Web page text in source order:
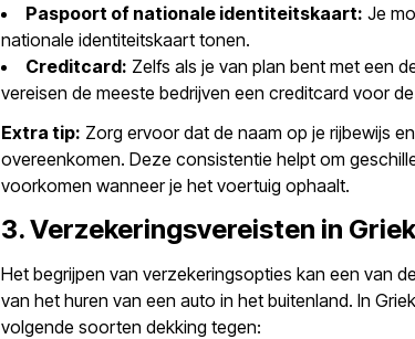
Paspoort of nationale identiteitskaart: Je
nationale identiteitskaart tonen.
Creditcard: Zelfs als je van plan bent met een
vereisen de meeste bedrijven een creditcard voor
Extra tip: Zorg ervoor dat de naam op je rijbewijs
overeenkomen. Deze consistentie helpt om
voorkomen wanneer je het voertuig ophaalt.
3. Verzekeringsvereisten in
Het begrijpen van verzekeringsopties kan een van
van het huren van een auto in het buitenland. In
volgende soorten dekking tegen: